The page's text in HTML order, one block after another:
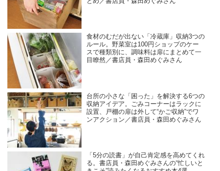
食材のむだが出ない「冷蔵庫」収納3つの
ルール。野菜室は100円ショップのケー
スで種類別に、調味料は扉にまとめて一
目瞭然／書店員・森田めぐみさん
台所の小さな「困った」を解決する6つの
収納アイデア。ごみコーナーはラックに
設置、戸棚の扉は外して“かご収納”でワ
ンアクション／書店員・森田めぐみさん
「5分の読書」が自己肯定感を高めてくれ
る。書店員・森田めぐみさんの“忙しいと